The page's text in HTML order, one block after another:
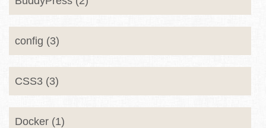
config (3)
CSS3 (3)
Docker (1)